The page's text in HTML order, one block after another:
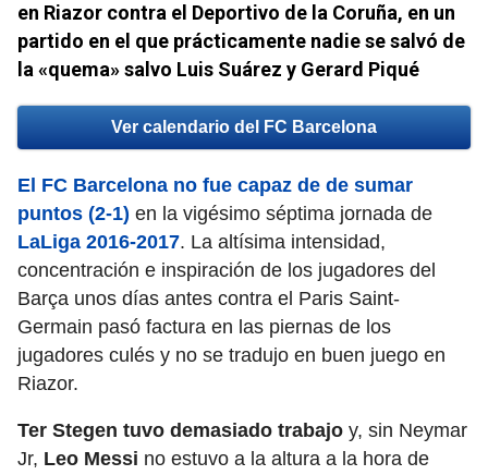
en Riazor contra el Deportivo de la Coruña, en un
partido en el que prácticamente nadie se salvó de
la «quema» salvo Luis Suárez y Gerard Piqué
Ver calendario del FC Barcelona
El FC Barcelona no fue capaz de de sumar
puntos (2-1) en la vigésimo séptima jornada de
LaLiga 2016-2017. La altísima intensidad,
concentración e inspiración de los jugadores del
Barça unos días antes contra el Paris Saint-
Germain pasó factura en las piernas de los
jugadores culés y no se tradujo en buen juego en
Riazor.
Ter Stegen tuvo demasiado trabajo y, sin Neymar
Jr, Leo Messi no estuvo a la altura a la hora de